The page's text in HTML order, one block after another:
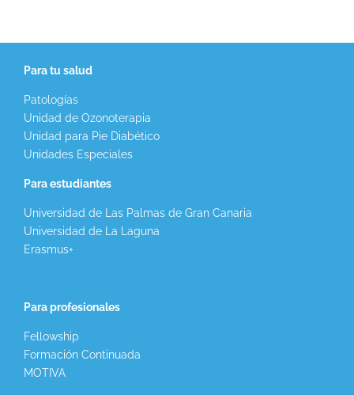
Para tu salud
Patologías
Unidad de Ozonoterapia
Unidad para Pie Diabético
Unidades Especiales
Para estudiantes
Universidad de Las Palmas de Gran Canaria
Universidad de La Laguna
Erasmus+
Para profesionales
Fellowship
Formación Continuada
MOTIVA